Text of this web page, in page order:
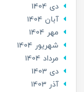
دی 1404
آبان 1404
مهر 1404
شهریور 1404
مرداد 1404
دی 1403
آذر 1403